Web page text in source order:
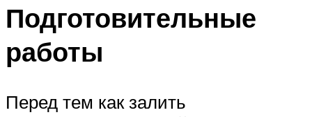
Подготовительные
работы
Перед тем как залить